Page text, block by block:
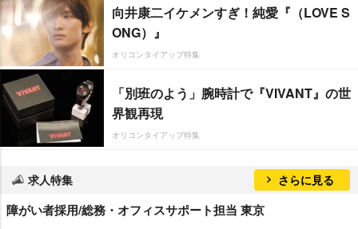
向井康二イケメンすぎ！純愛『（LOVE S
ONG）』
オリコンタイアップ特集
「別班のよう」腕時計で『VIVANT』の世
界観再現
オリコンタイアップ特集
求人特集 さらに見る
障がい者採用/総務・オフィスサポート担当 東京